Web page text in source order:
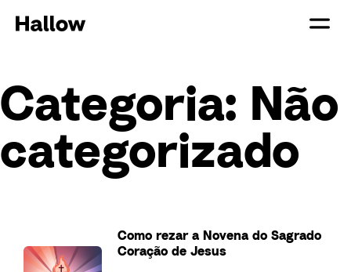
Categoria: Não
categorizado
Como rezar a Novena do Sagrado
Coração de Jesus